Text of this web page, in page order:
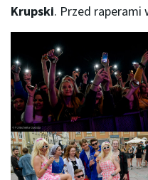
Krupski. Przed raperami